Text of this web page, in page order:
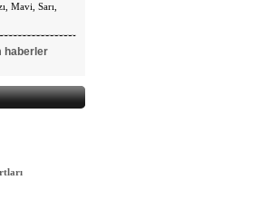
Mavi, Sarı,
haberler